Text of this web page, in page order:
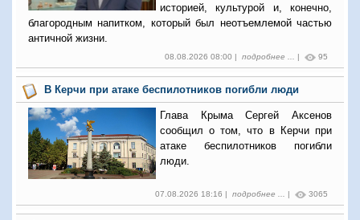
историей, культурой и, конечно,
благородным напитком, который был неотъемлемой частью
античной жизни.
08.08.2026 08:00 | подробнее ... | 95
В Керчи при атаке беспилотников погибли люди
Глава Крыма Сергей Аксенов
сообщил о том, что в Керчи при
атаке беспилотников погибли
люди.
07.08.2026 18:16 | подробнее ... | 3065